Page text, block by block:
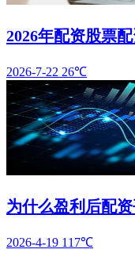
2026年配资股票
2026-7-22 26℃
为什么盈利后配
2026-4-19 117℃